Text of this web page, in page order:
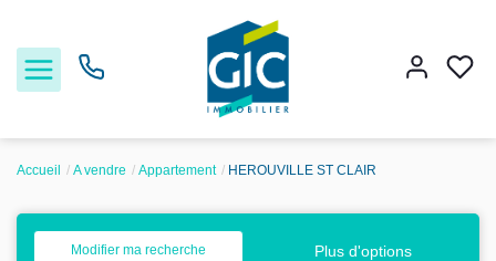
Acheter
Accueil A vendre Appartement HEROUVILLE ST CLAIR
Modifier ma recherche Plus d'options